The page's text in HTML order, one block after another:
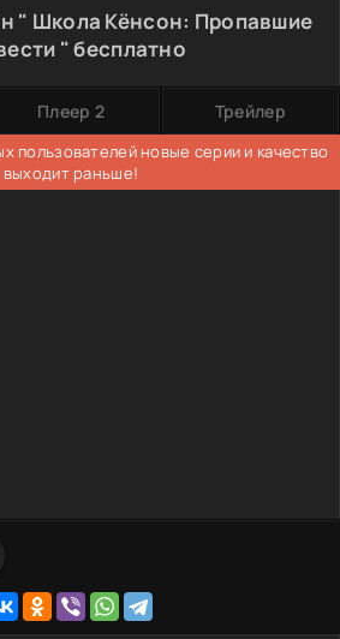
" Школа Кёнсон: Пропавшие
" бесплатно
Плеер 2 Трейлер
пользователей новые серии и качество
выходит раньше!